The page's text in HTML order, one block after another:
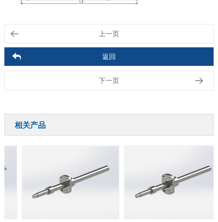
上一页
返回
下一页
相关产品